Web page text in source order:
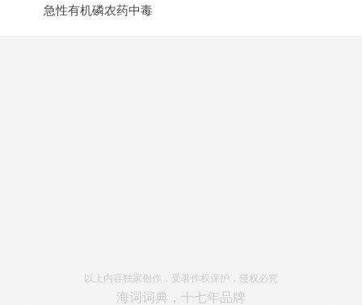
急性有机磷农药中毒
以上内容独家创作，受著作权保护，侵权必究
海词词典，十七年品牌